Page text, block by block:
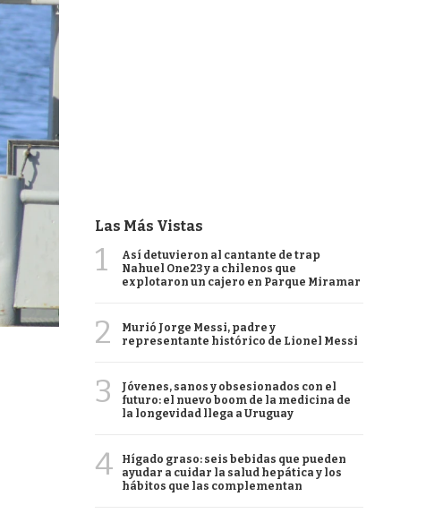
Las Más Vistas
1
Así detuvieron al cantante de trap
Nahuel One23 y a chilenos que
explotaron un cajero en Parque Miramar
2
Murió Jorge Messi, padre y
representante histórico de Lionel Messi
3
Jóvenes, sanos y obsesionados con el
futuro: el nuevo boom de la medicina de
la longevidad llega a Uruguay
4
Hígado graso: seis bebidas que pueden
ayudar a cuidar la salud hepática y los
hábitos que las complementan